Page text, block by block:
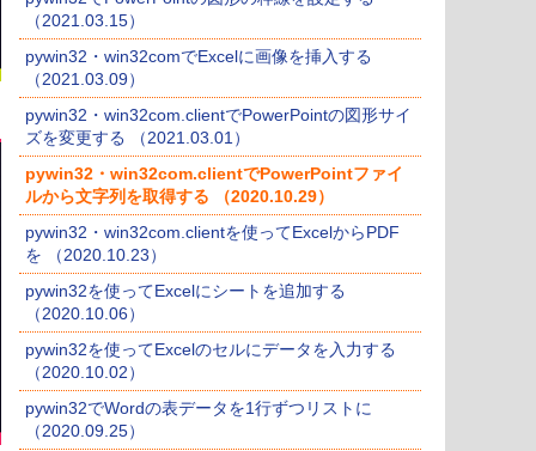
（2021.03.15）
pywin32・win32comでExcelに画像を挿入する
（2021.03.09）
pywin32・win32com.clientでPowerPointの図形サイ
ズを変更する （2021.03.01）
pywin32・win32com.clientでPowerPointファイ
ルから文字列を取得する （2020.10.29）
pywin32・win32com.clientを使ってExcelからPDF
を （2020.10.23）
pywin32を使ってExcelにシートを追加する
（2020.10.06）
pywin32を使ってExcelのセルにデータを入力する
（2020.10.02）
pywin32でWordの表データを1行ずつリストに
（2020.09.25）